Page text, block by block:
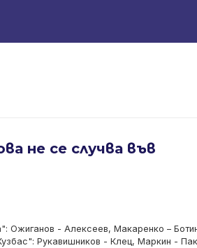
не се случва във
Ожиганов - Алексеев, Макаренко –
Рукавишников - Клец, Маркин -